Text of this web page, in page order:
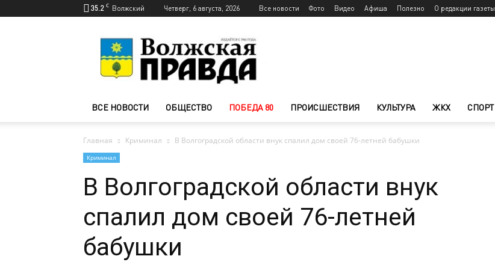
35.2 C Волжский Четверг, 6 августа, 2026 Все новости Фото Видео Афиша Полезно О редакции газеты
Волжского
—
Волжская
ВСЕ НОВОСТИ ОБЩЕСТВО ПОБЕДА 80 ПРОИСШЕСТВИЯ КУЛЬТУРА ЖКХ СПОРТ
Главная Криминал В Волгоградской области внук спалил дом своей 76-летней бабушки
Криминал
В Волгоградской области внук
спалил дом своей 76-летней
бабушки